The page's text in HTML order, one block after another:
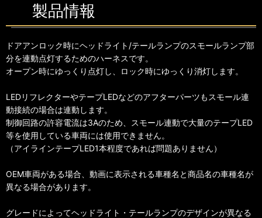
製品情報
ドアアンロック時にヘッドライト/テールランプのスモールランプ部
分を連動点灯するためのハーネスです。
オープン時にゆっくり点灯し、ロック時にゆっくり消灯します。
LEDリフレクターやテープLEDなどのアフターパーツもスモール連
動接続の場合は連動します。
制御回路の許容電流は3Aのため、スモール連動で大量のテープLED
等を使用している車両には使用できません。
（アイラインテープLED1本程度であれば問題ありません）
OEM車両がある場合、動画に表示される車種名と商品名の車種名が
異なる場合があります。
グレードによってヘッドライト・テールランプのデザインが異なる